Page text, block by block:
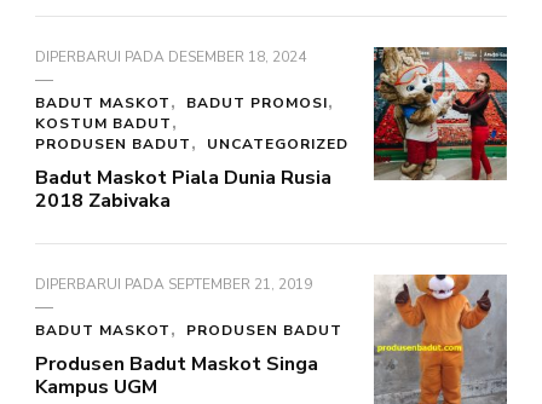
DIPERBARUI PADA DESEMBER 18, 2024
BADUT MASKOT
BADUT PROMOSI
KOSTUM BADUT
PRODUSEN BADUT
UNCATEGORIZED
Badut Maskot Piala Dunia Rusia
2018 Zabivaka
DIPERBARUI PADA SEPTEMBER 21, 2019
BADUT MASKOT PRODUSEN BADUT
Produsen Badut Maskot Singa
Kampus UGM